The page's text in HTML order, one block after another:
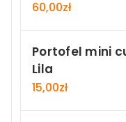
60,00zł
Portofel mini
Lila
15,00zł